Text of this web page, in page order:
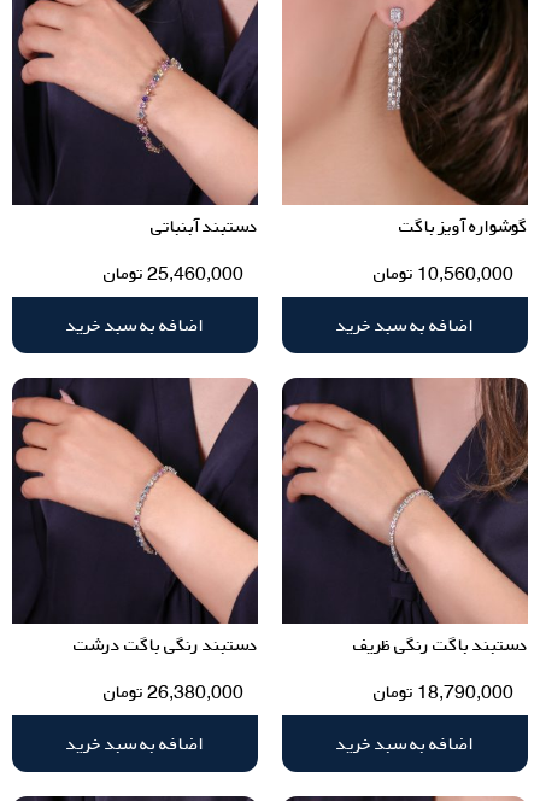
گوشواره آویز باگت
10,560,000 تومان
اضافه به سبد خرید
دستبند آبنباتی
25,460,000تومان
اضافه به سبد خرید
دستبند باگت رنگی ظریف
18,790,000 تومان
اضافه به سبد خرید
دستبند رنگی باگت درشت
26,380,000تومان
اضافه به سبد خرید